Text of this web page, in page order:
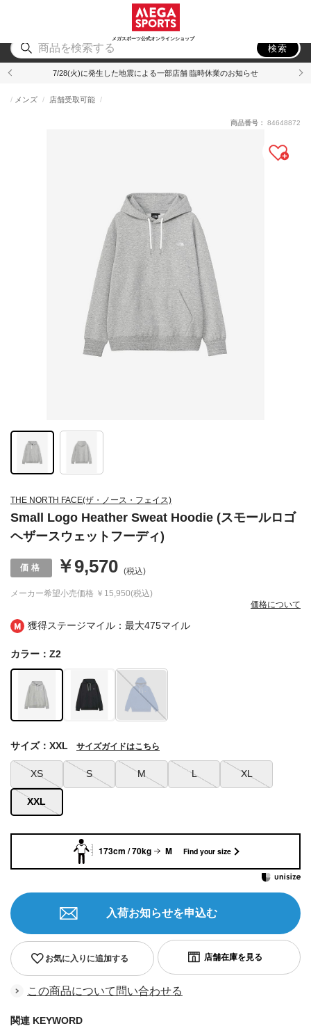
メガスポーツ公式オンラインショップ
アウトドア
検索
7/28(火)に発生した地震による一部店舗 臨時休業のお知らせ
獲得ステージマイル：最大475マイル
THE NORTH FACE(ザ・ノース・フェイス)
Small Logo Heather Sweat Hoodie (スモールロゴ
ヘザースウェットフーディ)
メンズ 店舗受取可能
メーカー希望小売価格 ￥15,950(税込)
￥9,570 (税込)
価格について
商品番号： 84648872
カラー：Z2
XS S M L XL
XXL
サイズ：XXL サイズガイドはこちら
お気に入りに追加する
入荷お知らせを申込む
この商品について問い合わせる
関連 KEYWORD
173cm / 70kg M Find your size